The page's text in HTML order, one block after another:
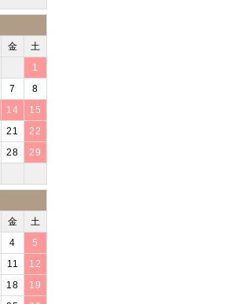
金 土
1
7 8
14 15
21 22
28 29
金 土
4 5
11 12
18 19